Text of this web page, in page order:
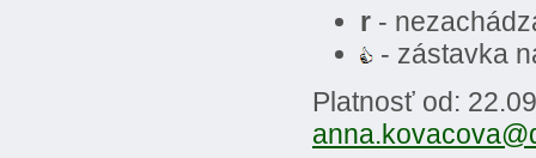
r -
- zástavka
Platnosť od: